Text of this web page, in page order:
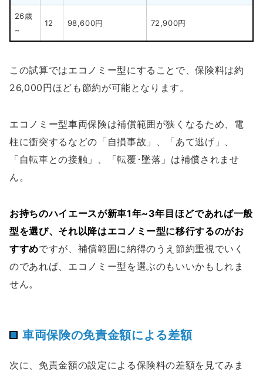
26歳
~
12 98,600円 72,900円
この試算ではエコノミー型にすることで、保険料は約
26,000円ほども節約が可能となります。
エコノミー型車両保険は補償範囲が狭くなるため、電
柱に衝突するなどの「自損事故」、「あて逃げ」、
「自転車との接触」、「転覆･墜落」は補償されませ
ん。
お持ちのハイエースが新車1年~3年目ほどであれば一般
型を選び、それ以降はエコノミー型に移行するのがお
すすめですが、補償範囲に納得のうえ節約重視でいく
のであれば、エコノミー型を選ぶのもいいかもしれま
せん。
車両保険の免責金額による差額
次に、免責金額の設定による保険料の差額を見てみま